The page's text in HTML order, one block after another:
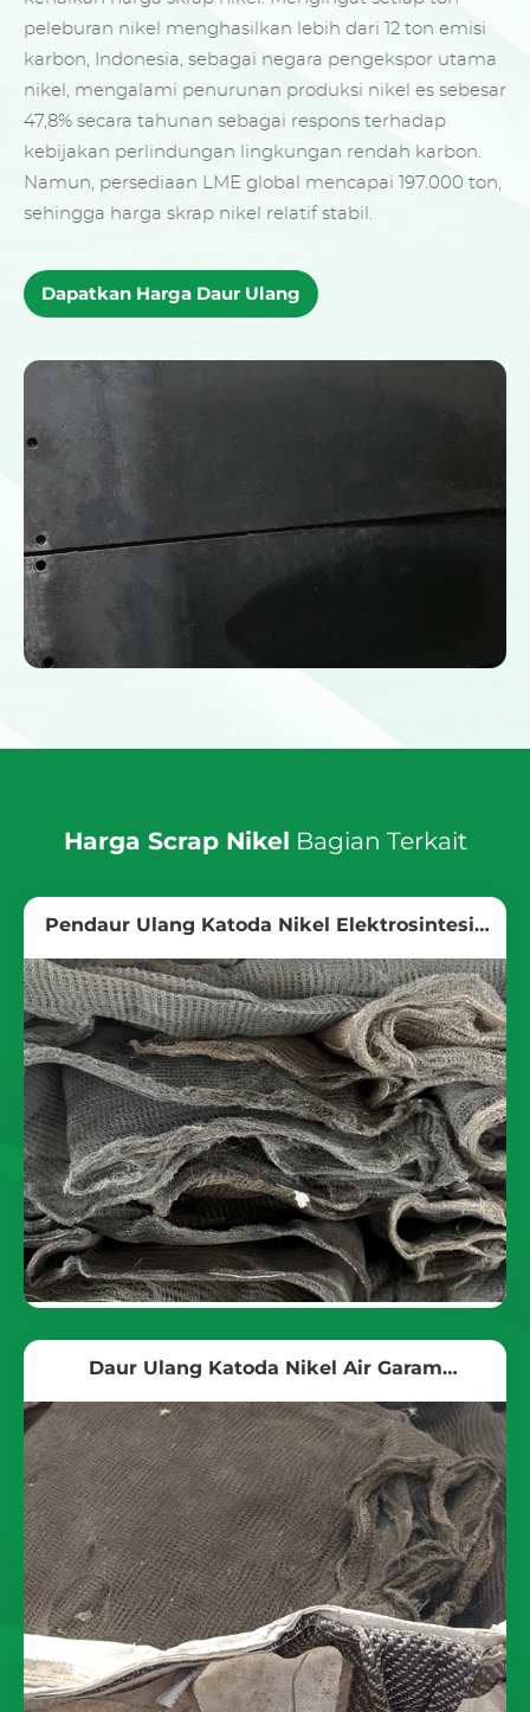
peleburan nikel menghasilkan lebih dari 12 ton emisi
karbon, Indonesia, sebagai negara pengekspor utama
nikel, mengalami penurunan produksi nikel es sebesar
47,8% secara tahunan sebagai respons terhadap
kebijakan perlindungan lingkungan rendah karbon.
Namun, persediaan LME global mencapai 197.000 ton,
sehingga harga skrap nikel relatif stabil.
Dapatkan Harga Daur Ulang
Harga Scrap Nikel Bagian Terkait
Pendaur Ulang Katoda Nikel Elektrosintesis
Organik
Daur Ulang Katoda Nikel Air Garam
Elektrolisis